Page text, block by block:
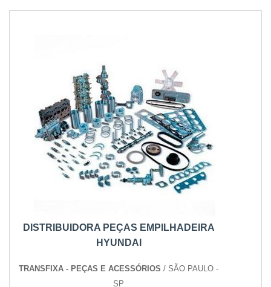
DISTRIBUIDORA PEÇAS EMPILHADEIRA
HYUNDAI
TRANSFIXA - PEÇAS E ACESSÓRIOS / SÃO PAULO -
SP